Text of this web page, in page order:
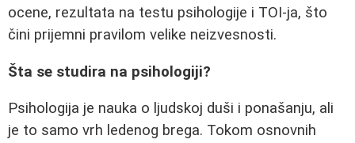
ocene, rezultata na testu psihologije i TOI-ja, što
čini prijemni pravilom velike neizvesnosti.
Šta se studira na psihologiji?
Psihologija je nauka o ljudskoj duši i ponašanju, ali
je to samo vrh ledenog brega. Tokom osnovnih